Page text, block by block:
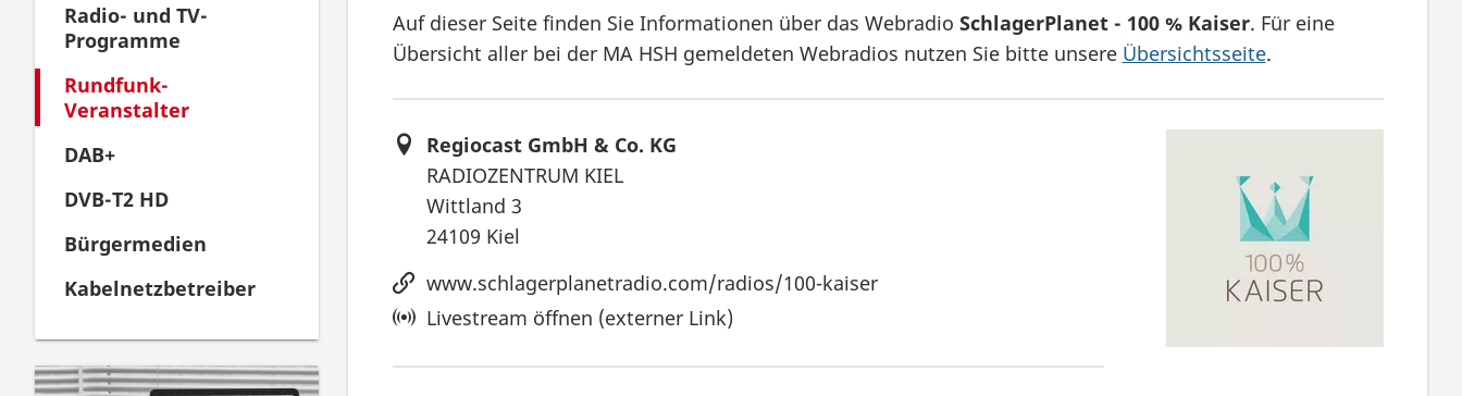
Auf dieser Seite finden Sie Informationen über das Webradio SchlagerPlanet - 100 % Kaiser. Für eine
Übersicht aller bei der MA HSH gemeldeten Webradios nutzen Sie bitte unsere Übersichtsseite.
Regiocast GmbH & Co. KG
RADIOZENTRUM KIEL
Wittland 3
24109 Kiel
www.schlagerplanetradio.com/radios/100-kaiser
Livestream öffnen (externer Link)
drucken
E-
Mail
Radio- und TV-
Programme
Rundfunk-
Veranstalter
DAB+
DVB-T2 HD
Bürgermedien
Kabelnetzbetreiber